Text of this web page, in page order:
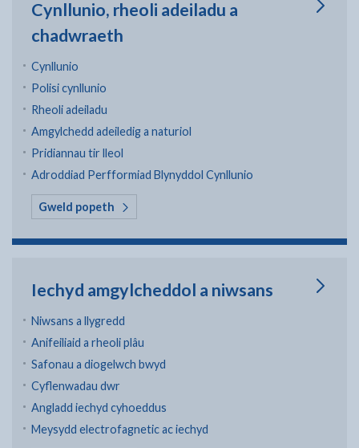
Cynllunio, rheoli adeiladu a
chadwraeth
Cynllunio
Polisi cynllunio
Rheoli adeiladu
Amgylchedd adeiledig a naturiol
Pridiannau tir lleol
Adroddiad Perfformiad Blynyddol Cynllunio
Gweld popeth yn Cynllunio, rheoli adeiladu a chadwraeth
Iechyd amgylcheddol a niwsans
Niwsans a llygredd
Anifeiliaid a rheoli plâu
Safonau a diogelwch bwyd
Cyflenwadau dwr
Angladd iechyd cyhoeddus
Meysydd electrofagnetic ac iechyd